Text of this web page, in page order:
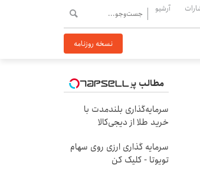
آرشیو
نسخه روزنامه
مطالب پیشنهادی
سرمایه‌گذاری بلندمدت با
خرید طلا از دیجی‌کالا
سرمایه گذاری ارزی روی سهام
تویوتا - کلیک کن